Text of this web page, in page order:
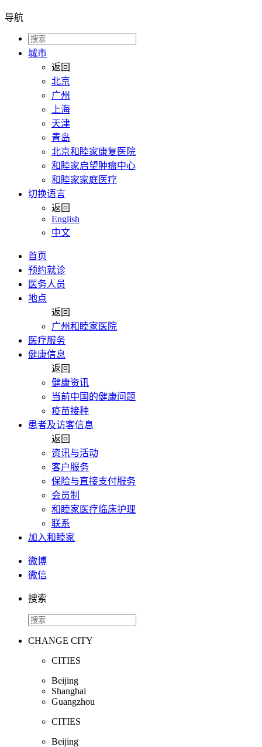
导航
城市
返回
北京
广州
上海
天津
青岛
北京和睦家康复医院
和睦家启望肿瘤中心
和睦家家庭医疗
切换语言
返回
English
中文
首页
预约就诊
医务人员
地点
返回
广州和睦家医院
医疗服务
健康信息
返回
健康资讯
当前中国的健康问题
疫苗接种
患者及访客信息
返回
资讯与活动
客户服务
保险与直接支付服务
会员制
和睦家医疗临床护理
联系
加入和睦家
微博
微信
搜索
CHANGE CITY
CITIES
Beijing
Shanghai
Guangzhou
CITIES
Beijing